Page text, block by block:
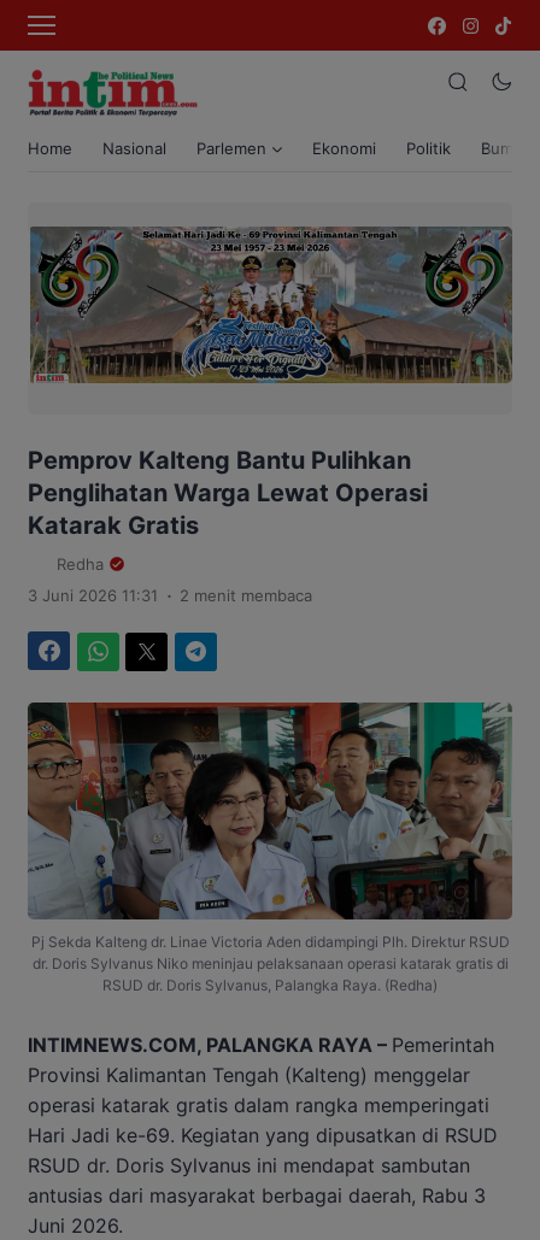
Home Nasional Parlemen Ekonomi Politik Bumi
Pemprov Kalteng Bantu Pulihkan
Penglihatan Warga Lewat Operasi
Katarak Gratis
Redha
3 Juni 2026 11:31
. 2 menit membaca
Pj Sekda Kalteng dr. Linae Victoria Aden didampingi Plh. Direktur RSUD
dr. Doris Sylvanus Niko meninjau pelaksanaan operasi katarak gratis di
RSUD dr. Doris Sylvanus, Palangka Raya. (Redha)
INTIMNEWS.COM, PALANGKA RAYA – Pemerintah
Provinsi Kalimantan Tengah (Kalteng) menggelar
operasi katarak gratis dalam rangka memperingati
Hari Jadi ke-69. Kegiatan yang dipusatkan di RSUD
RSUD dr. Doris Sylvanus ini mendapat sambutan
antusias dari masyarakat berbagai daerah, Rabu 3
Juni 2026.